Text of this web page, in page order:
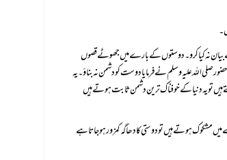
ہمارے نبی صلی اللہ علیہ وسلم دوستوں کو بہت اہمیت دیا کرتے تھے لہٰذاحضورصلی اللہ علیہ وسلم نے فرمایا دوستوں کے بارے میں جھوٹے قصے بیان نہ کیا کرو۔ دوستوں کے بارے میں جھوٹے قصوں
سے دوستوں کی دل آزاری بھی ہوتی ہے اور دوست بدنام بھی ہوتے ہیں چنانچہ اس عادت بد سے پرہیز دوستی کے لیے بہت اہم ہے۔ (۲۱)حضورصلی اللہ علیہ وسلم نے فرمایا دوست کو دشمن نہ بناؤ۔ یہ
فرمان نفسیات اور معاشرت دونوں کے لیے انتہائی اہم ہے۔ ہمارے دوست ہماری تمام کمزوریوں سے واقف ہوتے ہیں یہ جب دشمن بنتے ہیں تو یہ دنیا کے خوفناک ترین دشمن ثابت ہوتے ہیں
(۲۲)حضورصلی اللہ علیہ وسلم نے فرمایا: دوستوں کے بارے میں شکوک نہ پالو۔ شک دوستی کے لیے زہر ہوتا ہے ہم جب دوستوں کے بارے میں مشکوک ہو تے ہیں تو دوستی کا دھاگہ کمزور ہو جاتا ہے